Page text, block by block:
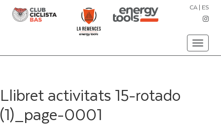
Toggle
CA | ES
Llibret activitats 15-rotado
(1)_page-0001